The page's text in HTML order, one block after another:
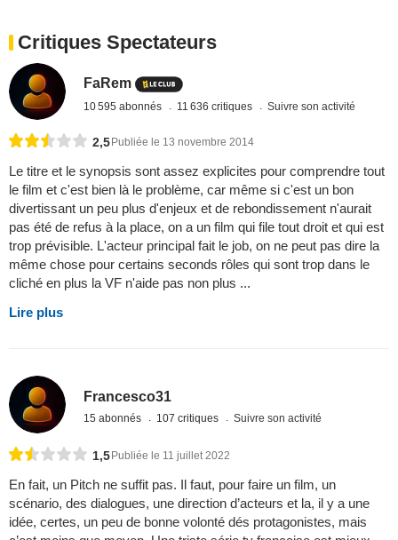
Critiques Spectateurs
FaRem
10 595 abonnés 11 636 critiques Suivre son activité
2,5 Publiée le 13 novembre 2014
Le titre et le synopsis sont assez explicites pour comprendre tout
le film et c'est bien là le problème, car même si c'est un bon
divertissant un peu plus d'enjeux et de rebondissement n'aurait
pas été de refus à la place, on a un film qui file tout droit et qui est
trop prévisible. L'acteur principal fait le job, on ne peut pas dire la
même chose pour certains seconds rôles qui sont trop dans le
cliché en plus la VF n'aide pas non plus ...
Lire plus
Francesco31
15 abonnés 107 critiques Suivre son activité
1,5Publiée le 11 juillet 2022
En fait, un Pitch ne suffit pas. Il faut, pour faire un film, un
scénario, des dialogues, une direction d’acteurs et la, il y a une
idée, certes, un peu de bonne volonté dés protagonistes, mais